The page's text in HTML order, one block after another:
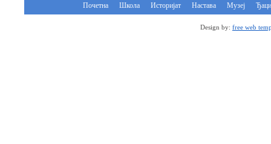
Почетна Школа Историјат Настава Музеј Ђаци
Design by: free web